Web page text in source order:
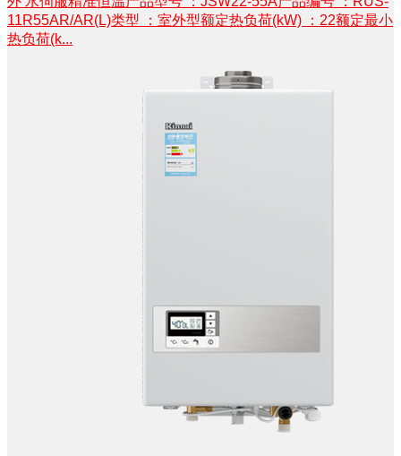
11R55AR/AR(L)类型 ：室外型额定热负荷(kW) ：22额定最小
热负荷(k...